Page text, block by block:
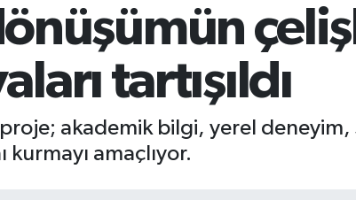
BİST100
13.779
%-14
BITCOIN
64.960,21
tartışıldı
akademik bilgi, yerel deneyim,
amaçlıyor.